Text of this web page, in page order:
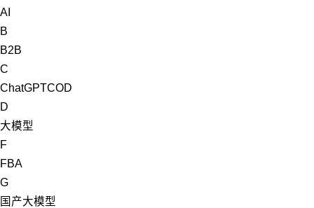
AI
B
B2B
C
ChatGPTCOD
D
大模型
F
FBA
G
国产大模型